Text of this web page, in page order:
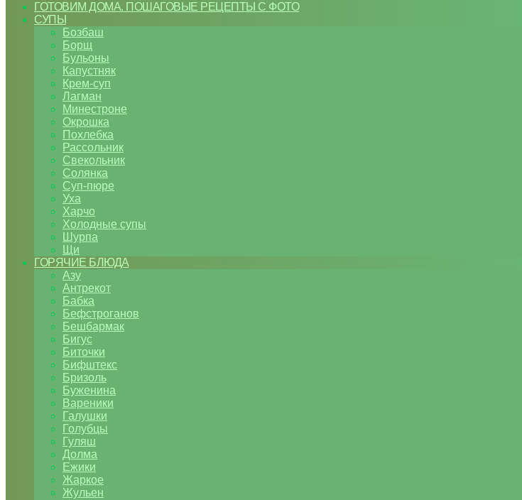
ГОТОВИМ ДОМА. ПОШАГОВЫЕ РЕЦЕПТЫ С ФОТО
СУПЫ
Бозбаш
Борщ
Бульоны
Капустняк
Крем-суп
Лагман
Минестроне
Окрошка
Похлебка
Рассольник
Свекольник
Солянка
Суп-пюре
Уха
Харчо
Холодные супы
Шурпа
Щи
ГОРЯЧИЕ БЛЮДА
Азу
Антрекот
Бабка
Бефстроганов
Бешбармак
Бигус
Биточки
Бифштекс
Бризоль
Буженина
Вареники
Галушки
Голубцы
Гуляш
Долма
Ежики
Жаркое
Жульен